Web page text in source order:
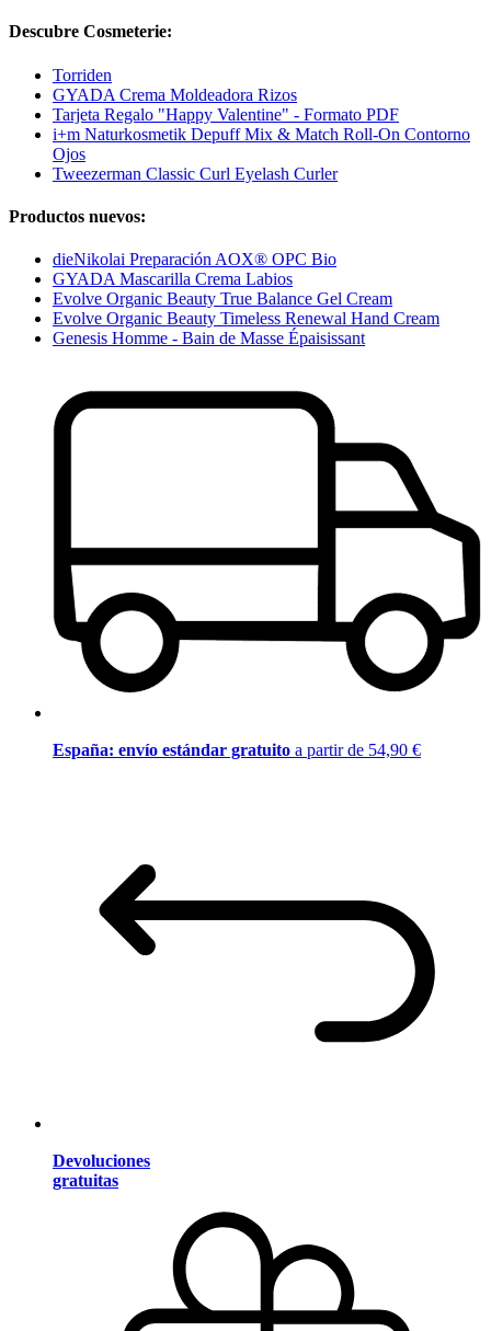
Descubre Cosmeterie:
Torriden
GYADA Crema Moldeadora Rizos
Tarjeta Regalo "Happy Valentine" - Formato PDF
i+m Naturkosmetik Depuff Mix & Match Roll-On Contorno
Ojos
Tweezerman Classic Curl Eyelash Curler
Productos nuevos:
dieNikolai Preparación AOX® OPC Bio
GYADA Mascarilla Crema Labios
Evolve Organic Beauty True Balance Gel Cream
Evolve Organic Beauty Timeless Renewal Hand Cream
Genesis Homme - Bain de Masse Épaisissant
España: envío estándar gratuito a partir de 54,90 €
Devoluciones
gratuitas